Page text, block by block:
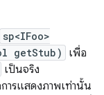
sp<IFoo>
getStub)
เพื่อ
เป็นจริง
ารแสดงภาพเท่านั้น